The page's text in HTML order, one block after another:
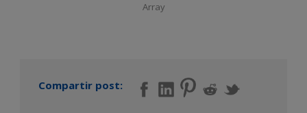
Array
Compartir post: